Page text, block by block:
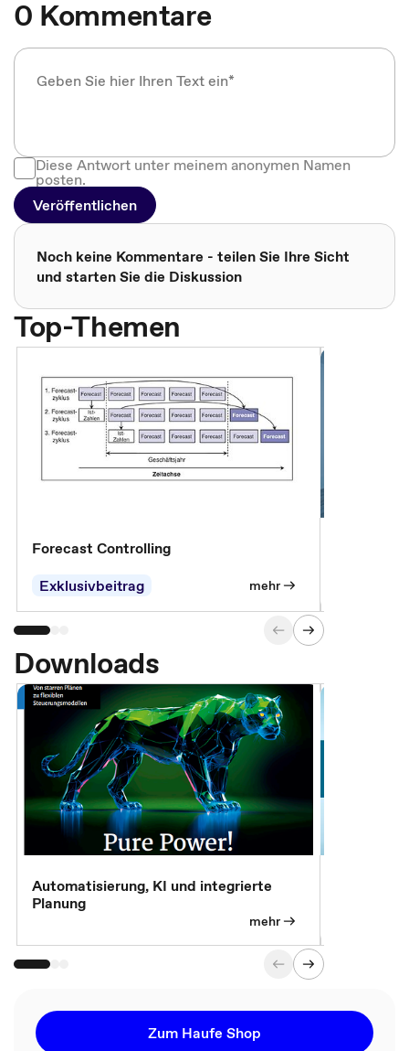
0 Kommentare
Diese Antwort unter meinem anonymen Namen
posten.
Veröffentlichen
Noch keine Kommentare - teilen Sie Ihre Sicht
und starten Sie die Diskussion
Top-Themen
Forecast Controlling
Exklusivbeitrag
mehr
Downloads
Automatisierung, KI und integrierte
Planung
mehr
Zum Haufe Shop